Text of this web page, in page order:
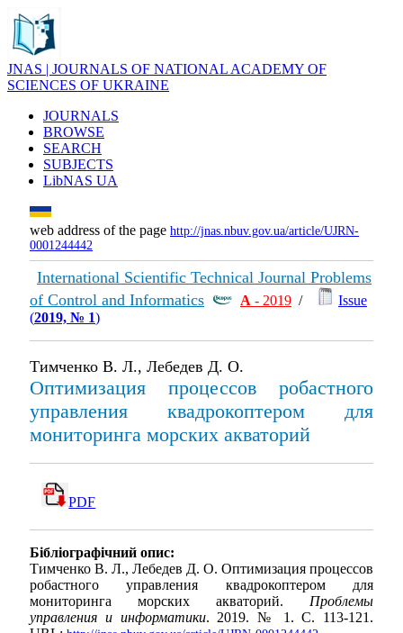
JNAS | JOURNALS OF NATIONAL ACADEMY OF
SCIENCES OF UKRAINE
JOURNALS
BROWSE
SEARCH
SUBJECTS
LibNAS UA
web address of the page http://jnas.nbuv.gov.ua/article/UJRN-
0001244442
International Scientific Technical Journal Problems
of Control and Informatics
А - 2019 /
Issue
(2019, № 1)
Тимченко В. Л., Лебедев Д. О.
Оптимизация процессов робастного
управления квадрокоптером для
мониторинга морских акваторий
PDF
Бібліографічний опис:
Тимченко В. Л., Лебедев Д. О. Оптимизация процессов
робастного управления квадрокоптером для
мониторинга морских акваторий. Проблемы
управления и информатики. 2019. № 1. С. 113-121.